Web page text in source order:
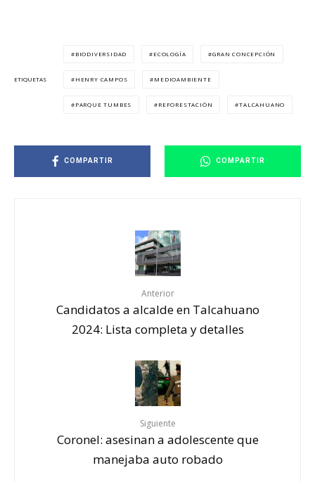
ETIQUETAS
BIODIVERSIDAD ECOLOGÍA GRAN CONCEPCIÓN
HENRY CAMPOS MEDIOAMBIENTE
PARQUE TUMBES REFORESTACIÓN TALCAHUANO
COMPARTIR COMPARTIR
Anterior
Candidatos a alcalde en Talcahuano
2024: Lista completa y detalles
Siguiente
Coronel: asesinan a adolescente que
manejaba auto robado